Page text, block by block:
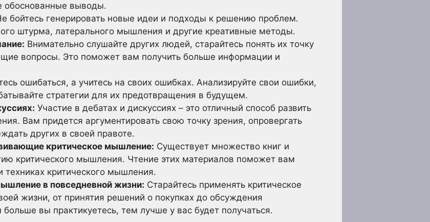
обоснованные выводы.
бойтесь генерировать новые идеи и подходы к решению проблем.
штурма, латерального мышления и другие креативные методы.
Внимательно слушайте других людей, старайтесь понять их точку
вопросы. Это поможет вам получить больше информации и
ошибаться, а учитесь на своих ошибках. Анализируйте свои ошибки,
стратегии для их предотвращения в будущем.
Участие в дебатах и дискуссиях – это отличный способ развить
Вам придется аргументировать свою точку зрения, опровергать
других в своей правоте.
критическое мышление: Существует множество книг и
критического мышления. Чтение этих материалов поможет вам
техниках критического мышления.
в повседневной жизни: Старайтесь применять критическое
жизни, от принятия решений о покупках до обсуждения
вы практикуетесь, тем лучше у вас будет получаться.